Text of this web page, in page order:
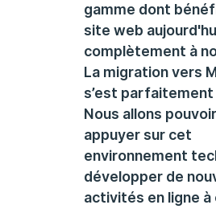
gamme dont
site web
complètement à
La migration vers
s’est
Nous allons
appuyer sur cet
environnement
développer de
activités en ligne